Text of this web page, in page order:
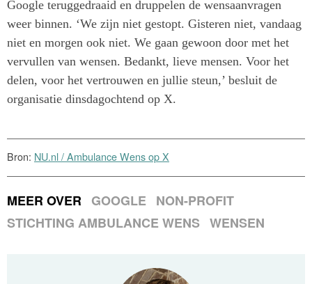
Google teruggedraaid en druppelen de wensaanvragen
weer binnen. ‘We zijn niet gestopt. Gisteren niet, vandaag
niet en morgen ook niet. We gaan gewoon door met het
vervullen van wensen. Bedankt, lieve mensen. Voor het
delen, voor het vertrouwen en jullie steun,’ besluit de
organisatie dinsdagochtend op X.
Bron: NU.nl / Ambulance Wens op X
MEER OVER GOOGLE NON-PROFIT
STICHTING AMBULANCE WENS WENSEN